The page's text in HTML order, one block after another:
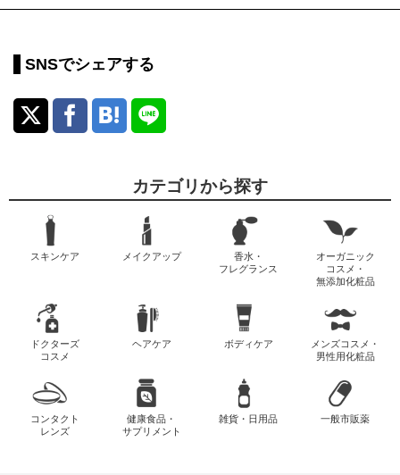
SNSでシェアする
カテゴリから探す
スキンケア メイクアップ
香水・
フレグランス
オーガニック
コスメ・
無添加化粧品
ドクターズ
コスメ
ヘアケア ボディケア
メンズコスメ・
男性用化粧品
コンタクト
レンズ
健康食品・
サプリメント
雑貨・日用品 一般市販薬